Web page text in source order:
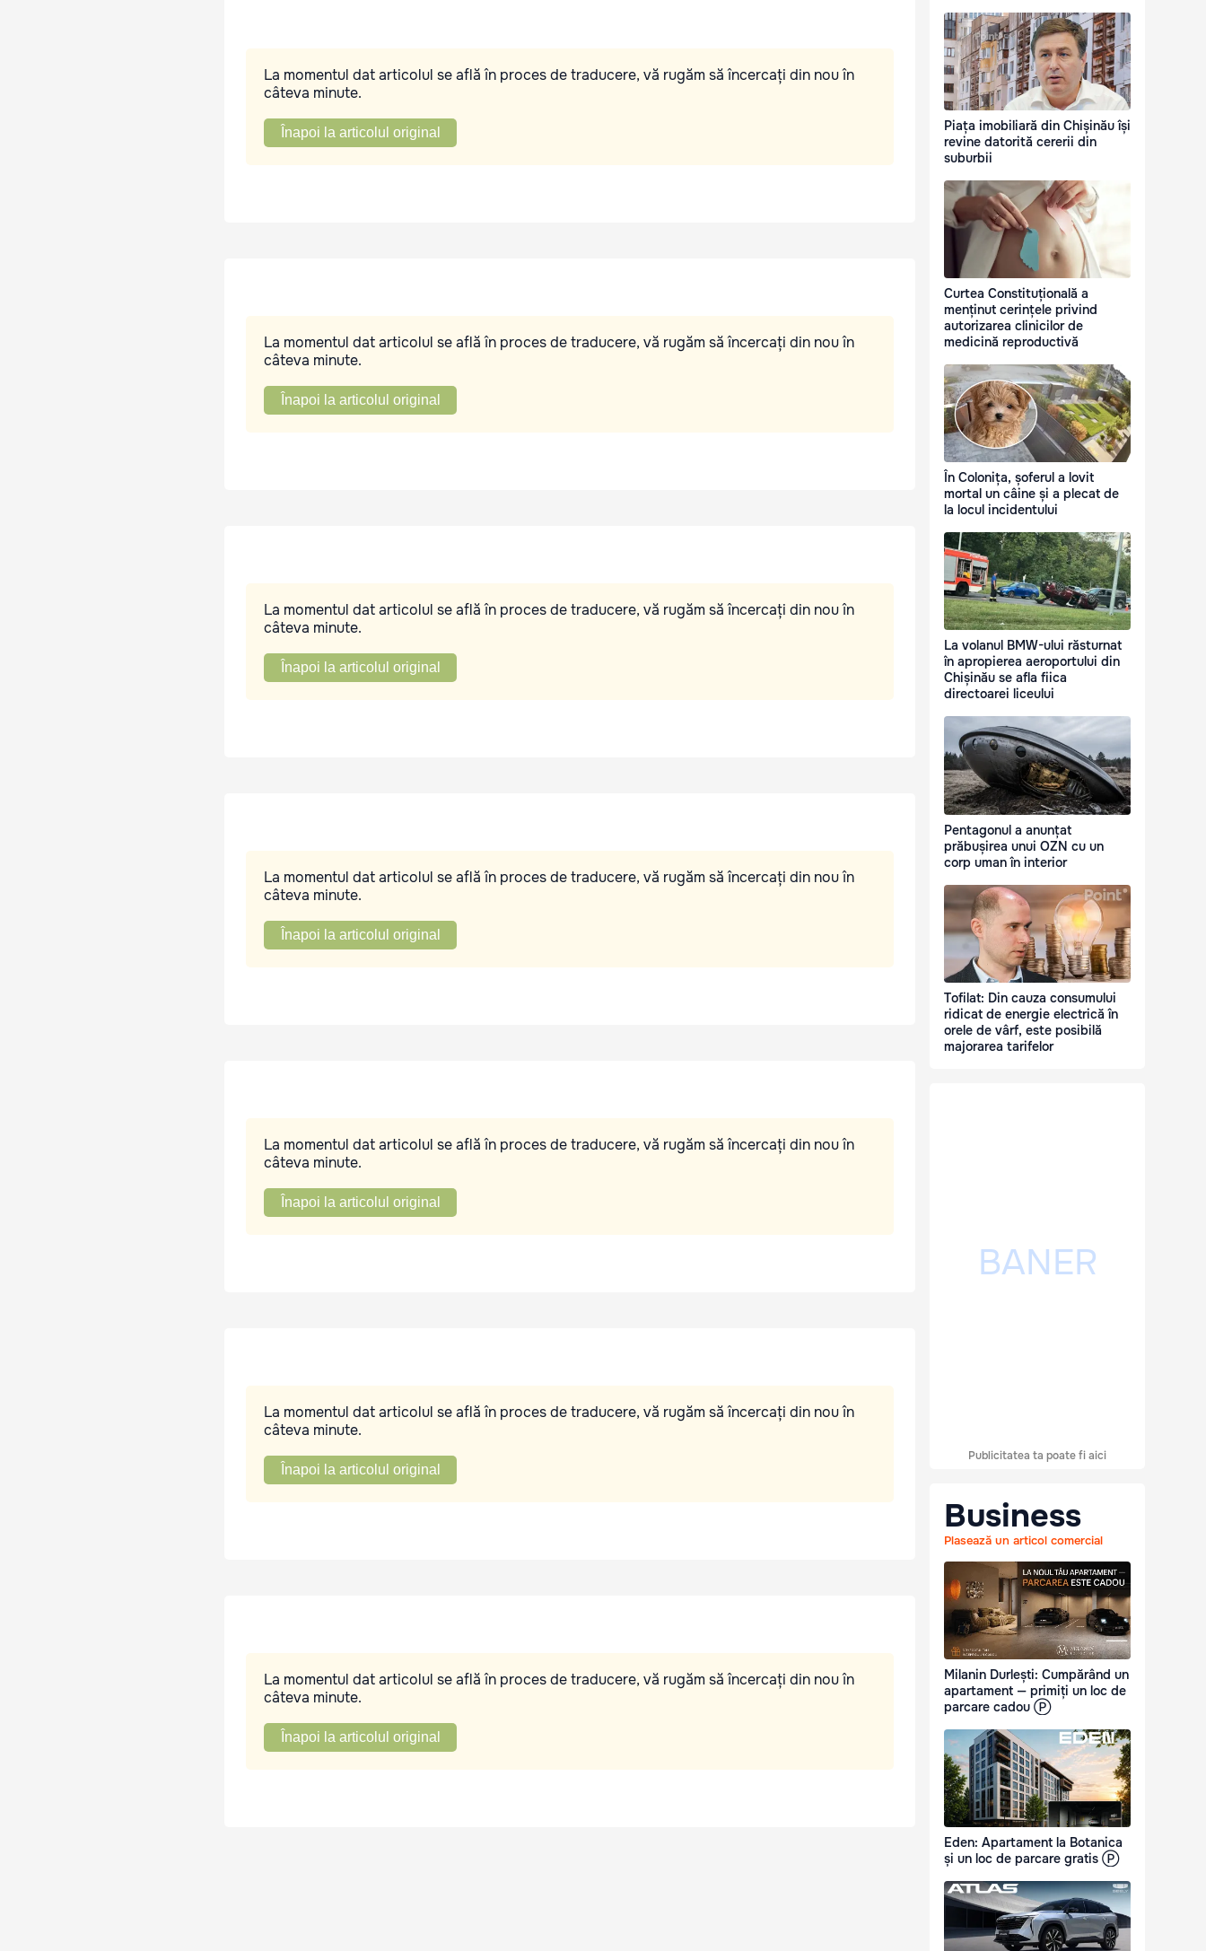
La momentul dat articolul se află în proces de traducere, vă rugăm să încercați din nou în
câteva minute.
Înapoi la articolul original
La momentul dat articolul se află în proces de traducere, vă rugăm să încercați din nou în
câteva minute.
Înapoi la articolul original
La momentul dat articolul se află în proces de traducere, vă rugăm să încercați din nou în
câteva minute.
Înapoi la articolul original
La momentul dat articolul se află în proces de traducere, vă rugăm să încercați din nou în
câteva minute.
Înapoi la articolul original
La momentul dat articolul se află în proces de traducere, vă rugăm să încercați din nou în
câteva minute.
Înapoi la articolul original
La momentul dat articolul se află în proces de traducere, vă rugăm să încercați din nou în
câteva minute.
Înapoi la articolul original
La momentul dat articolul se află în proces de traducere, vă rugăm să încercați din nou în
câteva minute.
Înapoi la articolul original
Piața imobiliară din Chișinău își
revine datorită cererii din
suburbii
Curtea Constituțională a
menținut cerințele privind
autorizarea clinicilor de
medicină reproductivă
În Colonița, șoferul a lovit
mortal un câine și a plecat de
la locul incidentului
La volanul BMW-ului răsturnat
în apropierea aeroportului din
Chișinău se afla fiica
directoarei liceului
Pentagonul a anunțat
prăbușirea unui OZN cu un
corp uman în interior
Tofilat: Din cauza consumului
ridicat de energie electrică în
orele de vârf, este posibilă
majorarea tarifelor
Publicitatea ta poate fi aici
Business
Plasează un articol comercial
Milanin Durlești: Cumpărând un
apartament — primiți un loc de
parcare cadou Ⓟ
Eden: Apartament la Botanica
și un loc de parcare gratis Ⓟ